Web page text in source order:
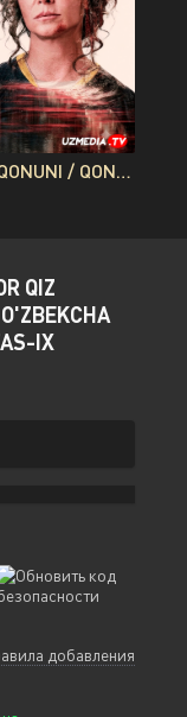
JUNGLI QONUNI / QONLI DARYO / QON DARYOSI BRAZILIYA FILMI UZBEK TILIDA O'ZBEKCHA 2026 TARJIMA KINO FULL HD TAS-IX SKACHAT
QIZ
IX
добавления